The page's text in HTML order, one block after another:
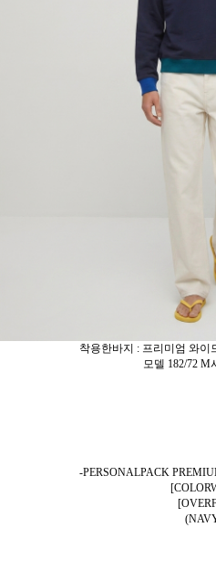
착용한바지 : 프리미엄 와이
모델 182/72 M
-PERSONALPACK